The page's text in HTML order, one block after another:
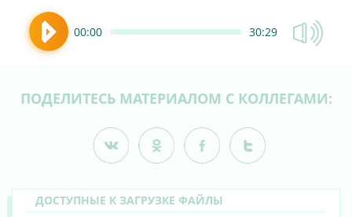
00:00 30:29
ПОДЕЛИТЕСЬ МАТЕРИАЛОМ С КОЛЛЕГАМИ:
ДОСТУПНЫЕ К ЗАГРУЗКЕ ФАЙЛЫ